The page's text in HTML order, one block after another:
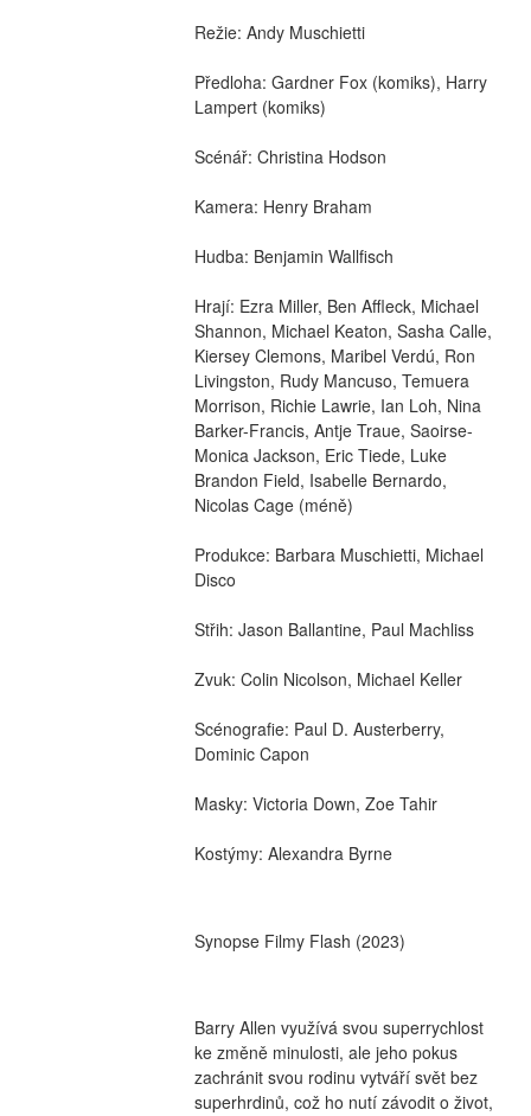
Režie: Andy Muschietti
Předloha: Gardner Fox (komiks), Harry
Lampert (komiks)
Scénář: Christina Hodson
Kamera: Henry Braham
Hudba: Benjamin Wallfisch
Hrají: Ezra Miller, Ben Affleck, Michael
Shannon, Michael Keaton, Sasha Calle,
Kiersey Clemons, Maribel Verdú, Ron
Livingston, Rudy Mancuso, Temuera
Morrison, Richie Lawrie, Ian Loh, Nina
Barker-Francis, Antje Traue, Saoirse-
Monica Jackson, Eric Tiede, Luke
Brandon Field, Isabelle Bernardo,
Nicolas Cage (méně)
Produkce: Barbara Muschietti, Michael
Disco
Střih: Jason Ballantine, Paul Machliss
Zvuk: Colin Nicolson, Michael Keller
Scénografie: Paul D. Austerberry,
Dominic Capon
Masky: Victoria Down, Zoe Tahir
Kostýmy: Alexandra Byrne
Synopse Filmy Flash (2023)
Barry Allen využívá svou superrychlost
ke změně minulosti, ale jeho pokus
zachránit svou rodinu vytváří svět bez
superhrdinů, což ho nutí závodit o život,